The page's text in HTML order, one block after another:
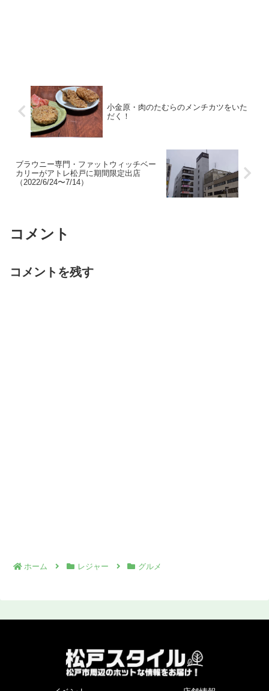
小金原・肉のたむらのメンチカツをいた
だく！
ブラウニー専門・ファットウィッチベー
カリーがアトレ松戸に期間限定出店
（2022/6/24〜7/14）
コメント
コメントを残す
ホーム レジャー グルメ